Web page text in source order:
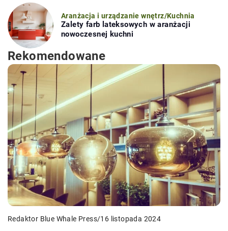
Aranżacja i urządzanie wnętrz/Kuchnia
Zalety farb lateksowych w aranżacji
nowoczesnej kuchni
Rekomendowane
Redaktor Blue Whale Press/16 listopada 2024